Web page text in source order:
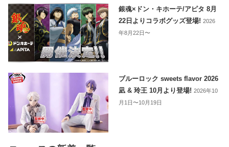
銀魂×ドン・キホーテ/アピタ 8月
22日よりコラボグッズ登場!2026
年8月22日〜
ブルーロック sweets flavor 2026
凪 & 玲王 10月より登場!2026年10
月1日〜10月19日